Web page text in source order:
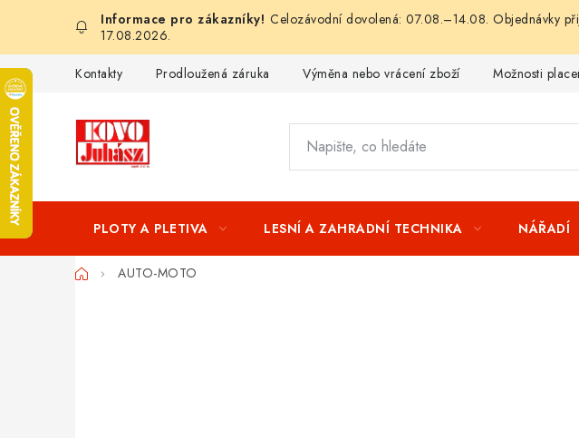
obsah
Celozávodní dovolená: 07.08.–14.08. Objednávky
17.08.2026.
Kontakty Prodloužená záruka Výměna nebo vrácení zboží Možnosti
PLOTY A PLETIVA LESNÍ A ZAHRADNÍ TECHNIKA NÁŘADÍ
DomůAUTO-MOTO